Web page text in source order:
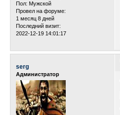
Пол: Мужской
Провел на форуме:
1 месяц 8 дней
Последний визит:
2022-12-19 14:01:17
serg
Администратор